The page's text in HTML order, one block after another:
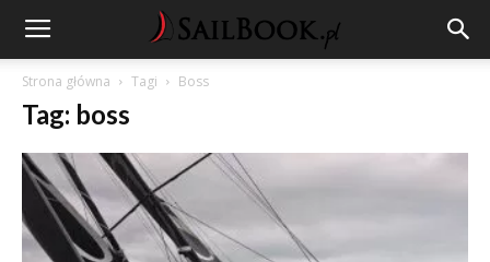
Strona główna Tagi Boss
Tag: boss